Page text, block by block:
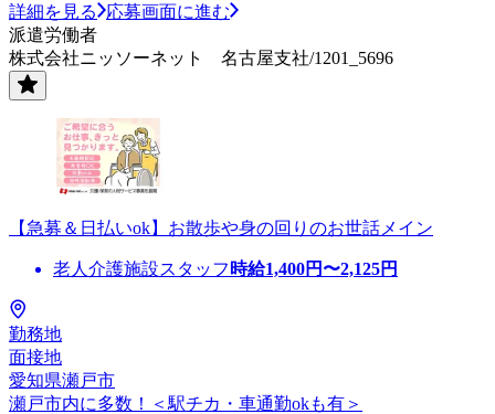
詳細を見る
応募画面に進む
派遣労働者
株式会社ニッソーネット 名古屋支社/1201_5696
【急募＆日払いok】お散歩や身の回りのお世話メイン
老人介護施設スタッフ 時給1,400円〜2,125円
勤務地
面接地
愛知県瀬戸市
瀬戸市内に多数！＜駅チカ・車通勤okも有＞